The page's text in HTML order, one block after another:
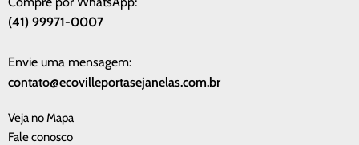
(41) 99971-0007
Envie uma mensagem:
contato@ecovilleportasejanelas.com.br
Veja no Mapa
Fale conosco